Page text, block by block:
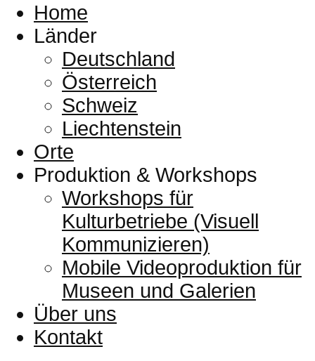
Home
Länder
Deutschland
Österreich
Schweiz
Liechtenstein
Orte
Produktion & Workshops
Workshops für
Kulturbetriebe (Visuell
Kommunizieren)
Mobile Videoproduktion für
Museen und Galerien
Über uns
Kontakt